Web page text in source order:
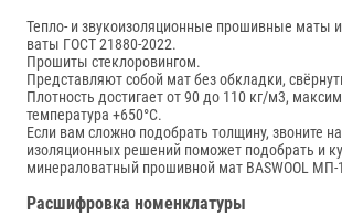
Тепло- и звукоизоляционные прошивные маты
ваты ГОСТ 21880-2022.
Прошиты стеклоровингом.
Представляют собой мат без обкладки,
Плотность достигает от 90 до 110 кг/м3,
температура +650°С.
Если вам сложно подобрать толщину, звоните
изоляционных решений поможет подобрать и
минераловатный прошивной мат BASWOOL МП-
Расшифровка номенклатуры